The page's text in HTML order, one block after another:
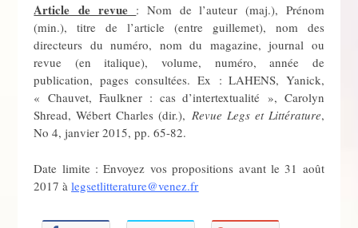
Article de revue : Nom de l’auteur (maj.), Prénom
(min.), titre de l’article (entre guillemet), nom des
directeurs du numéro, nom du magazine, journal ou
revue (en italique), volume, numéro, année de
publication, pages consultées. Ex : LAHENS, Yanick,
« Chauvet, Faulkner : cas d’intertextualité », Carolyn
Shread, Wébert Charles (dir.), Revue Legs et Littérature,
No 4, janvier 2015, pp. 65-82.
Date limite : Envoyez vos propositions avant le 31 août
2017 àlegsetlitterature@venez.fr